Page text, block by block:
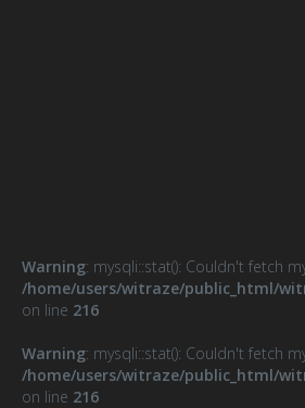
Warning: mysqli::stat(): Couldn't fetch
/home/users/witraze/public_html/
on line 216
Warning: mysqli::stat(): Couldn't fetch
/home/users/witraze/public_html/
on line 216